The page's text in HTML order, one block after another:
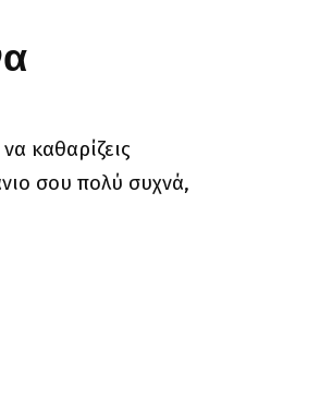
καθαρίζεις
σου πολύ συχνά,